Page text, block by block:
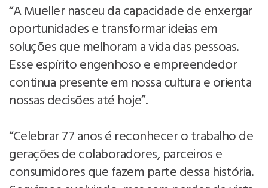
“A Mueller nasceu da capacidade de enxergar
oportunidades e transformar ideias em
soluções que melhoram a vida das pessoas.
Esse espírito engenhoso e empreendedor
continua presente em nossa cultura e orienta
nossas decisões até hoje”.
“Celebrar 77 anos é reconhecer o trabalho de
gerações de colaboradores, parceiros e
consumidores que fazem parte dessa história.